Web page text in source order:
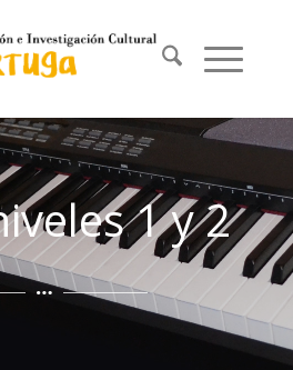
1 y 2